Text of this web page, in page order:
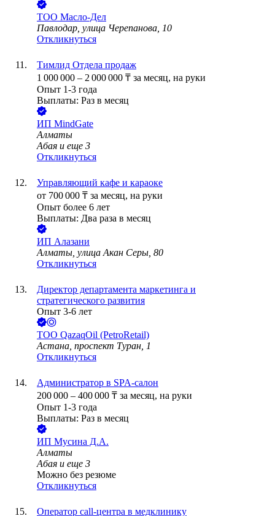
ТОО Масло-Дел
Павлодар, улица Черепанова, 10
Откликнуться
Тимлид Отдела продаж
1 000 000 – 2 000 000 ₸ за месяц, на руки
Опыт 1-3 года
Выплаты: Раз в месяц
ИП MindGate
Алматы
Абая и еще 3
Откликнуться
Управляющий кафе и караоке
от 700 000 ₸ за месяц, на руки
Опыт более 6 лет
Выплаты: Два раза в месяц
ИП Алазани
Алматы, улица Акан Серы, 80
Откликнуться
Директор департамента маркетинга и
стратегического развития
Опыт 3-6 лет
ТОО QazaqOil (PetroRetail)
Астана, проспект Туран, 1
Откликнуться
Администратор в SPA-салон
200 000 – 400 000 ₸ за месяц, на руки
Опыт 1-3 года
Выплаты: Раз в месяц
ИП Мусина Д.А.
Алматы
Абая и еще 3
Можно без резюме
Откликнуться
Оператор call-центра в медклинику